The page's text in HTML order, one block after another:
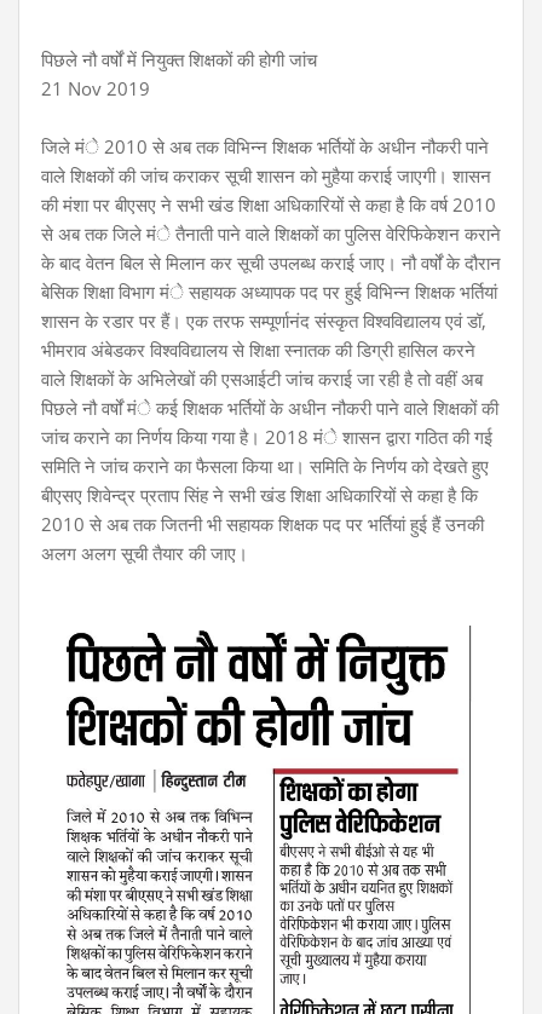
पिछले नौ वर्षों में नियुक्त शिक्षकों की होगी जांच
21 Nov 2019
जिले मंे 2010 से अब तक विभिन्न शिक्षक भर्तियों के अधीन नौकरी पाने
वाले शिक्षकों की जांच कराकर सूची शासन को मुहैया कराई जाएगी। शासन
की मंशा पर बीएसए ने सभी खंड शिक्षा अधिकारियों से कहा है कि वर्ष 2010
से अब तक जिले मंे तैनाती पाने वाले शिक्षकों का पुलिस वेरिफिकेशन कराने
के बाद वेतन बिल से मिलान कर सूची उपलब्ध कराई जाए। नौ वर्षों के दौरान
बेसिक शिक्षा विभाग मंे सहायक अध्यापक पद पर हुई विभिन्न शिक्षक भर्तियां
शासन के रडार पर हैं। एक तरफ सम्पूर्णानंद संस्कृत विश्वविद्यालय एवं डॉ,
भीमराव अंबेडकर विश्वविद्यालय से शिक्षा स्नातक की डिग्री हासिल करने
वाले शिक्षकों के अभिलेखों की एसआईटी जांच कराई जा रही है तो वहीं अब
पिछले नौ वर्षों मंे कई शिक्षक भर्तियों के अधीन नौकरी पाने वाले शिक्षकों की
जांच कराने का निर्णय किया गया है। 2018 मंे शासन द्वारा गठित की गई
समिति ने जांच कराने का फैसला किया था। समिति के निर्णय को देखते हुए
बीएसए शिवेन्द्र प्रताप सिंह ने सभी खंड शिक्षा अधिकारियों से कहा है कि
2010 से अब तक जितनी भी सहायक शिक्षक पद पर भर्तियां हुई हैं उनकी
अलग अलग सूची तैयार की जाए।